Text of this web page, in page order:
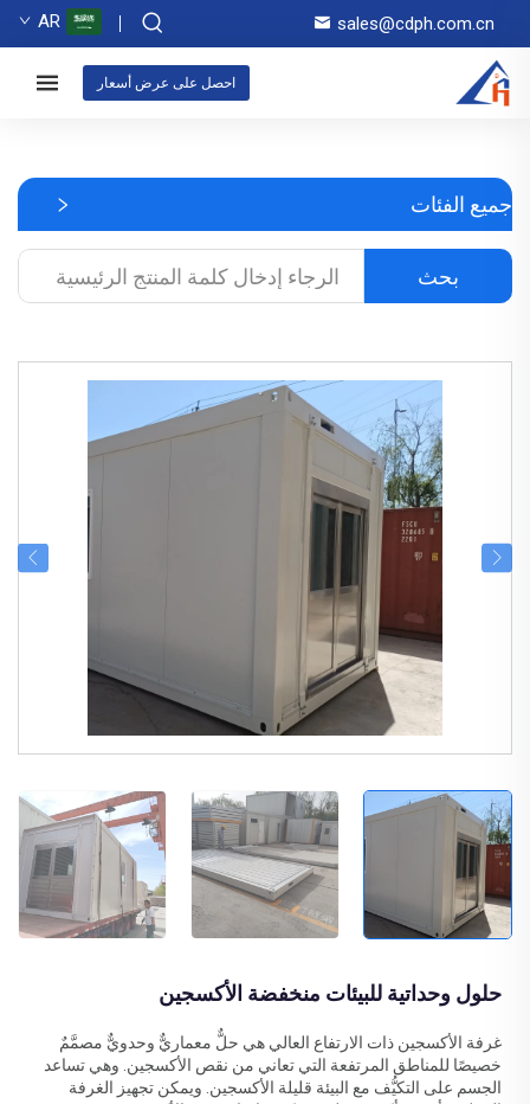
sales@cdph.com.cn
AR
احصل على عرض أسعار
جميع الفئات
بحث
حلول وحداتية للبيئات منخفضة الأكسجين
غرفة الأكسجين ذات الارتفاع العالي هي حلٌّ معماريٌّ وحدويٌّ مصمَّمٌ
خصيصًا للمناطق المرتفعة التي تعاني من نقص الأكسجين. وهي تساعد
الجسم على التكيُّف مع البيئة قليلة الأكسجين. ويمكن تجهيز الغرفة